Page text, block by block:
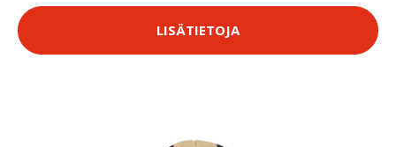
LISÄTIETOJA